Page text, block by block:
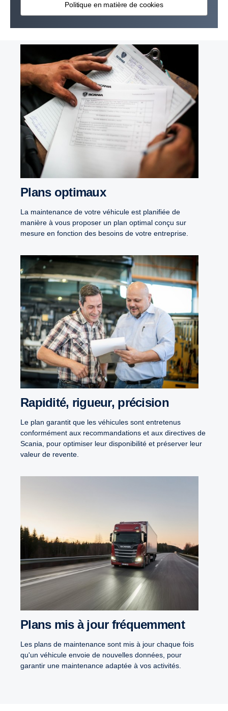
Politique en matière de cookies
Plans optimaux
La maintenance de votre véhicule est planifiée de
manière à vous proposer un plan optimal conçu sur
mesure en fonction des besoins de votre entreprise.
Rapidité, rigueur, précision
Le plan garantit que les véhicules sont entretenus
conformément aux recommandations et aux directives de
Scania, pour optimiser leur disponibilité et préserver leur
valeur de revente.
Plans mis à jour fréquemment
Les plans de maintenance sont mis à jour chaque fois
qu'un véhicule envoie de nouvelles données, pour
garantir une maintenance adaptée à vos activités.